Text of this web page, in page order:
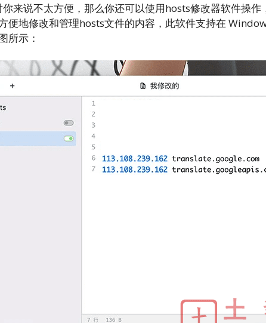
来说不太方便，那么你还可以使用hosts修改器软件操
便地修改和管理hosts文件的内容，此软件支持在
所示：